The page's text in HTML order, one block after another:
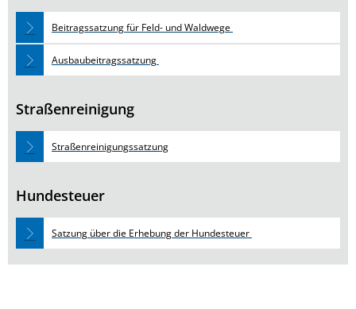
Beitragssatzung für Feld- und Waldwege
Ausbaubeitragssatzung
Straßenreinigung
Straßenreinigungssatzung
Hundesteuer
Satzung über die Erhebung der Hundesteuer